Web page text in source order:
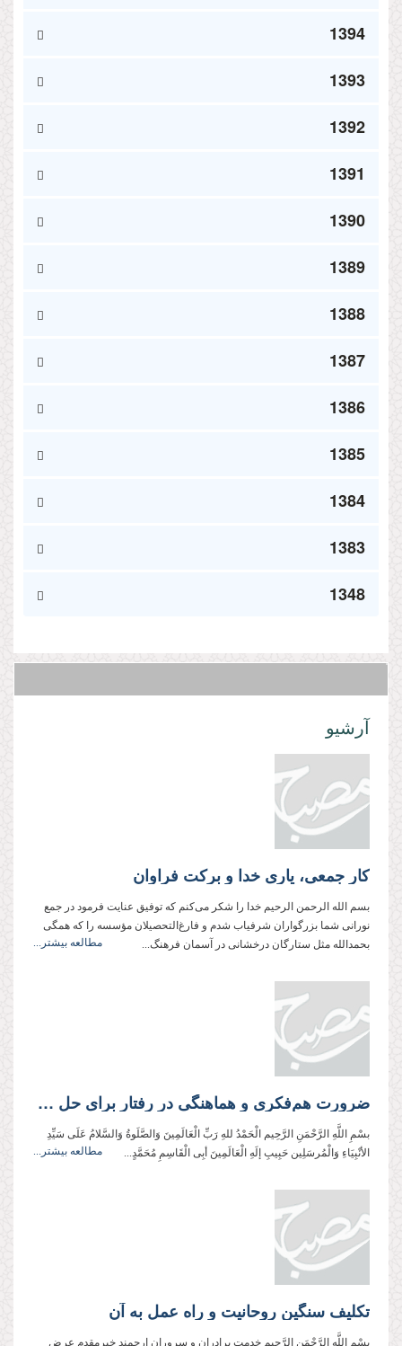
1394
1393
1392
1391
1390
1389
1388
1387
1386
1385
1384
1383
1348
آرشیو
کار جمعی، یاری خدا و برکت فراوان
بسم الله الرحمن الرحیم خدا را شكر می‌‌‌‌‌‌كنم كه توفيق عنايت فرمود در جمع
نورانی‌‌‌‌‌ شما بزرگواران شرفياب شدم و فارغ‌التحصيلان مؤسسه را كه همگی‌‌‌‌‌
بحمدالله مثل ستارگان درخشانی‌‌‌‌‌ در آسمان فرهنگ...
مطالعه بیشتر...
ضرورت هم‌فكری و هماهنگی در رفتار برای حل مسائل فرهنگی و اجتماعی
بسْمِ اللَّهِ الرَّحْمَنِ الرَّحِیم الْحَمْدُ للهِ رَبِّ الْعَالَمِینَ وَالصَّلَوةُ وَالسَّلامُ عَلَی سَیِّدِ
الأنْبِیَاءِ وَالْمُرسَلِین حَبِیبِ إلَهِ الْعَالَمِینَ أبِی الْقَاسِمِ مُحَمَّدٍ...
مطالعه بیشتر...
تکلیف سنگین روحانیت و راه عمل به آن
بِسْمِ اللَّهِ الرَّحْمَنِ الرَّحِيم خدمت برادران و سروران ارجمند خيرمقدم عرض